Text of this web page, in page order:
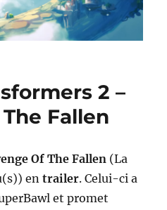
2 –
Fallen
Of The Fallen (La
entrailer. Celui-ci a
et promet